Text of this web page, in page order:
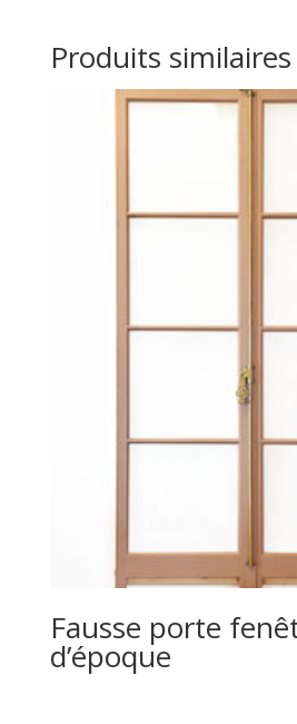
Produits similaires
Fausse porte
d’époque